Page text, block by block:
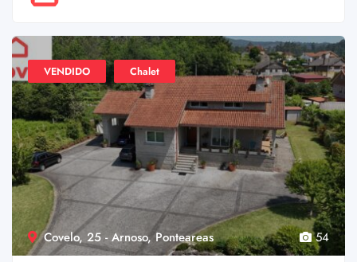
Covelo, 25 - Arnoso, Ponteareas
VENDIDO Chalet
54